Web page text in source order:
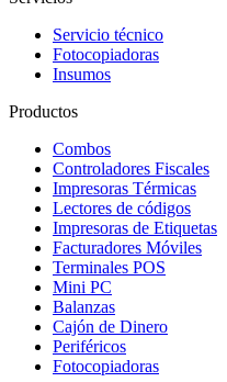
Servicio técnico
Fotocopiadoras
Insumos
Productos
Combos
Controladores Fiscales
Impresoras Térmicas
Lectores de códigos
Impresoras de Etiquetas
Facturadores Móviles
Terminales POS
Mini PC
Balanzas
Cajón de Dinero
Periféricos
Fotocopiadoras